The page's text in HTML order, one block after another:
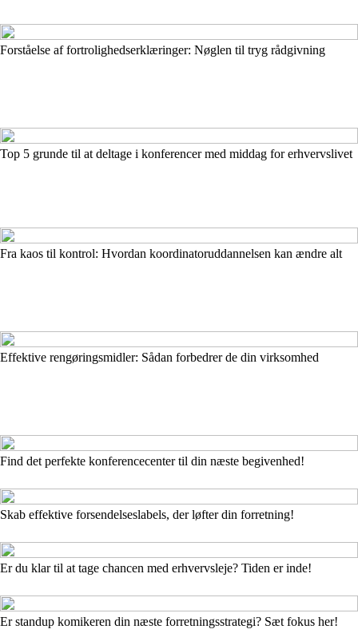
Forståelse af fortrolighedserklæringer: Nøglen til tryg rådgivning
Top 5 grunde til at deltage i konferencer med middag for erhvervslivet
Fra kaos til kontrol: Hvordan koordinatoruddannelsen kan ændre alt
Effektive rengøringsmidler: Sådan forbedrer de din virksomhed
Find det perfekte konferencecenter til din næste begivenhed!
Skab effektive forsendelseslabels, der løfter din forretning!
Er du klar til at tage chancen med erhvervsleje? Tiden er inde!
Er standup komikeren din næste forretningsstrategi? Sæt fokus her!